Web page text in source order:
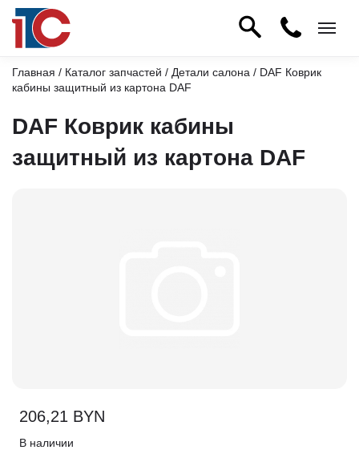
Главная / Каталог запчастей / Детали салона / DAF Коврик
кабины защитный из картона DAF
DAF Коврик кабины
защитный из картона DAF
206,21 BYN
В наличии